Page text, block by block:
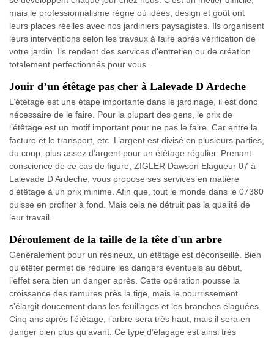
mais le professionnalisme règne où idées, design et goût ont
leurs places réelles avec nos jardiniers paysagistes. Ils organisent
leurs interventions selon les travaux à faire après vérification de
votre jardin. Ils rendent des services d'entretien ou de création
totalement perfectionnés pour vous.
Jouir d’un étêtage pas cher à Lalevade D Ardeche
L’étêtage est une étape importante dans le jardinage, il est donc
nécessaire de le faire. Pour la plupart des gens, le prix de
l’étêtage est un motif important pour ne pas le faire. Car entre la
facture et le transport, etc. L’argent est divisé en plusieurs parties,
du coup, plus assez d’argent pour un étêtage régulier. Prenant
conscience de ce cas de figure, ZIGLER Dawson Elagueur 07 à
Lalevade D Ardeche, vous propose ses services en matière
d’étêtage à un prix minime. Afin que, tout le monde dans le 07380
puisse en profiter à fond. Mais cela ne détruit pas la qualité de
leur travail.
Déroulement de la taille de la tête d'un arbre
Généralement pour un résineux, un étêtage est déconseillé. Bien
qu’étêter permet de réduire les dangers éventuels au début,
l’effet sera bien un danger après. Cette opération pousse la
croissance des ramures près la tige, mais le pourrissement
s’élargit doucement dans les feuillages et les branches élaguées.
Cinq ans après l’étêtage, l’arbre sera très haut, mais il sera en
danger bien plus qu’avant. Ce type d’élagage est ainsi très